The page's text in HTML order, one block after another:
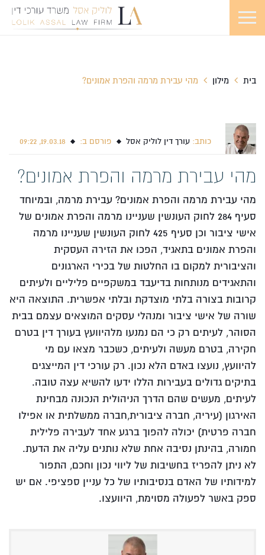
בית מילון מהי עבירת מרמה והפרת אמונים?
כותב: עורך דין לוליק אסל פורסם ב:
מהי עבירת מרמה והפרת אמונים?
מהי עבירת מרמה והפרת אמונים? עבירת מרמה, ובמיוחד
סעיף 284 לחוק העונשין שעניינו מרמה והפרת אמונים של
אישי ציבור וכן סעיף 425 לחוק העונשין שעניינו מרמה
והפרת אמונים בתאגיד, הפכו את הזירה העסקית
והציבורית למקום בו החלטות של בכירי הארגונים
והתאגידים מנותחות בדיעבד במשקפיים פליליים ולעיתים
קרובות בצורה בלתי מוצדקת ובלתי אפשרית. התוצאה היא
שורה של אישי ציבור ומנהלי עסקים המוצאים עצמם בבית
הסוהר, לעיתים רק כי הם נמנעו מלהיוועץ בעורך דין בטרם
חקירה, בטרם מעשה ולעיתים, כשכבר מצאו עם מי
להיוועץ, נועצו באדם הלא נכון. רק עורכי דין המייצגים
בתיקים גדולים בעבירות הללו ידעו להשיא עצה טובה.
לעיתים, מעשים שהם הדרך הניהולית הנכונה מבחינת
האירגון (עיריה, חברה ציבורית,חברה ממשלתית או אפילו
חברה פרטית) יכולה להפוך ברגע אחד לעבירה פלילית
חמורה, בהינתן נסיבה אחת שלא נותנים עליה את הדעת.
לא ניתן להפריז בחשיבות של ליווי נכון וחכם, התפור
למידותיו של האדם בנסיבותיו של כל עניין ספציפי. אם יש
ספק באשר לפעולה מסוימת, היוועצו.